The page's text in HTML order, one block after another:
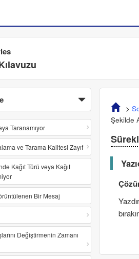
Taranamıyor
ve Tarama Kalitesi Zayıf
Kağıt Türü veya Kağıt
Bir Mesaj
Değiştirmenin Zamanı
>
Şekilde